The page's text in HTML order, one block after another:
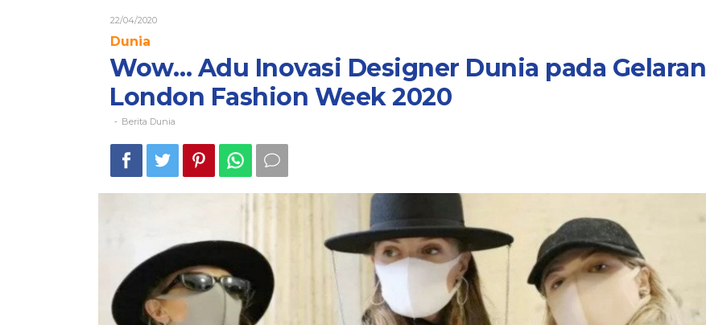
pada
Gelaran
London
Fashion
22/04/2020Oleh
Dunia
Wow… Adu Inovasi Designer Dunia pada Gelaran
London Fashion Week 2020
- Berita Dunia